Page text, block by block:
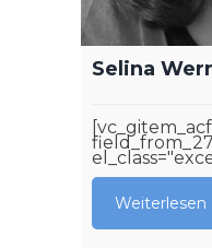
Selina
Weiterlesen